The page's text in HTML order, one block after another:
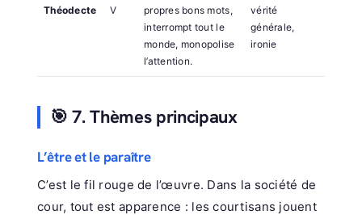
Théodecte V
propres bons mots,
interrompt tout le
monde, monopolise
l’attention.
vérité
générale,
ironie
🎯 7. Thèmes principaux
L’être et le paraître
C’est le fil rouge de l’œuvre. Dans la société de
cour, tout est apparence : les courtisans jouent